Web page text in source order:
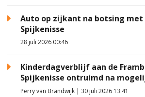
Auto op zijkant na botsing
Spijkenisse
28 juli 2026 00:46
Kinderdagverblijf aan de
Spijkenisse ontruimd na
Perry van Brandwijk | 30 juli 2026 13:41